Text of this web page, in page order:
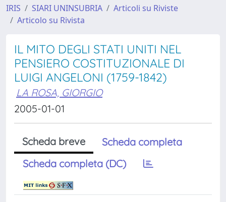
IRIS SIARI UNINSUBRIA
Articoli su Riviste
Articolo su Rivista
IL MITO DEGLI STATI UNITI NEL
PENSIERO COSTITUZIONALE DI
LUIGI ANGELONI (1759-1842)
LA ROSA, GIORGIO
2005-01-01
Scheda breve
Scheda completa
Scheda completa (DC)